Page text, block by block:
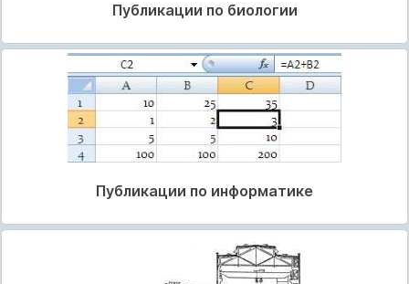
Публикации по биологии
Публикации по информатике